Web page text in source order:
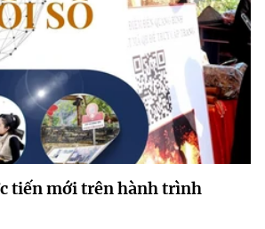
tiến mới trên hành trình